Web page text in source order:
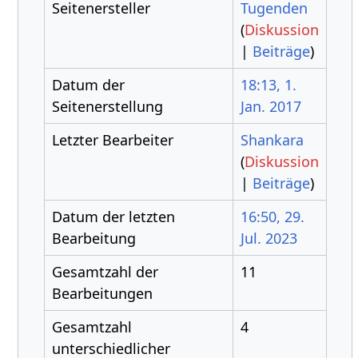
Seitenersteller
Tugenden
(Diskussion
| Beiträge)
Datum der
Seitenerstellung
18:13, 1.
Jan. 2017
Letzter Bearbeiter
Shankara
(Diskussion
| Beiträge)
Datum der letzten
Bearbeitung
16:50, 29.
Jul. 2023
Gesamtzahl der
Bearbeitungen
11
Gesamtzahl
unterschiedlicher
4